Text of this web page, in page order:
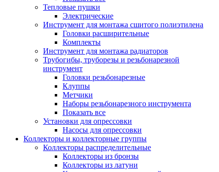
Тепловые пушки
Электрические
Инструмент для монтажа сшитого полиэтилена
Головки расширительные
Комплекты
Инструмент для монтажа радиаторов
Трубогибы, труборезы и резьбонарезной
инструмент
Головки резьбонарезные
Клуппы
Метчики
Наборы резьбонарезного инструмента
Показать все
Установки для опрессовки
Насосы для опрессовки
Коллекторы и коллекторные группы
Коллекторы распределительные
Коллекторы из бронзы
Коллекторы из латуни